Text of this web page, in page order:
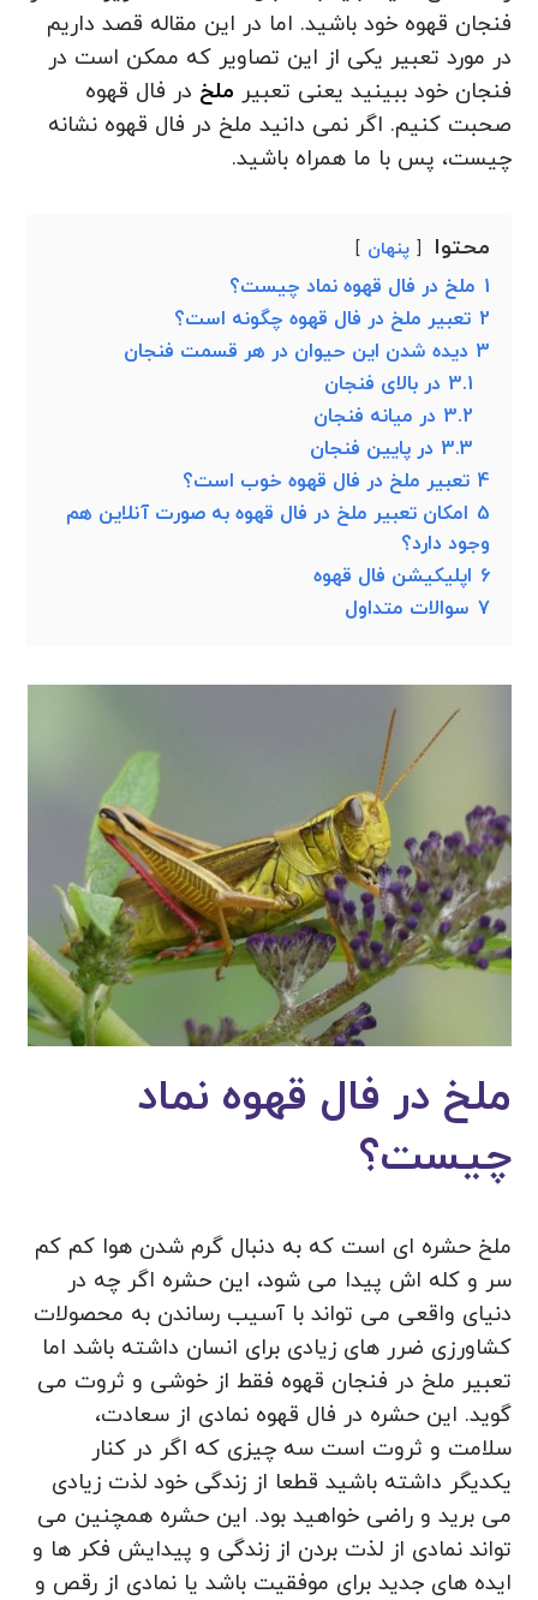
فنجان قهوه خود باشید. اما در این مقاله قصد داریم
در مورد تعبیر یکی از این تصاویر که ممکن است در
فنجان خود ببینید یعنی تعبیر ملخ در فال قهوه
صحبت کنیم. اگر نمی دانید ملخ در فال قهوه نشانه
چیست، پس با ما همراه باشید.
محتوا پنهان
1 ملخ در فال قهوه نماد چیست؟
2 تعبیر ملخ در فال قهوه چگونه است؟
3 دیده شدن این حیوان در هر قسمت فنجان
3.1 در بالای فنجان
3.2 در میانه فنجان
3.3 در پایین فنجان
4 تعبیر ملخ در فال قهوه خوب است؟
5 امکان تعبیر ملخ در فال قهوه به صورت آنلاین هم
وجود دارد؟
6 اپلیکیشن فال قهوه
7 سوالات متداول
ملخ در فال قهوه نماد
چیست؟
ملخ حشره ای است که به دنبال گرم شدن هوا کم کم
سر و کله اش پیدا می شود، این حشره اگر چه در
دنیای واقعی می تواند با آسیب رساندن به محصولات
کشاورزی ضرر های زیادی برای انسان داشته باشد اما
تعبیر ملخ در فنجان قهوه فقط از خوشی و ثروت می
گوید. این حشره در فال قهوه نمادی از سعادت،
سلامت و ثروت است سه چیزی که اگر در کنار
یکدیگر داشته باشید قطعا از زندگی خود لذت زیادی
می برید و راضی خواهید بود. این حشره همچنین می
تواند نمادی از لذت بردن از زندگی و پیدایش فکر ها و
ایده های جدید برای موفقیت باشد یا نمادی از رقص و